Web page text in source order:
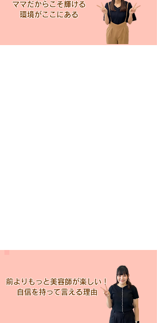
ママだからこそ輝ける
​環境がここにある
前よりもっと美容師が楽しい！
​自信を持って言える理由